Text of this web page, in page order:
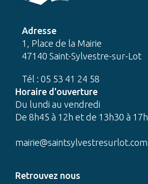
Adresse
1, Place de la Mairie
47140 Saint-Sylvestre-sur-Lot
Tél : 05 53 41 24 58
Horaire d'ouverture
Du lundi au vendredi
De 8h45 à 12h et de 13h30 à 17h
mairie@saintsylvestresurlot.com
Retrouvez nous